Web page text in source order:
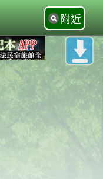
附近